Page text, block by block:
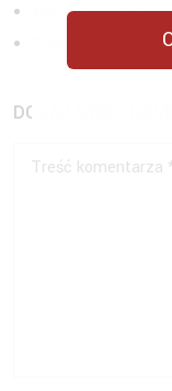
Wszystko o
Zastosowania folii
DODAJ SWÓJ